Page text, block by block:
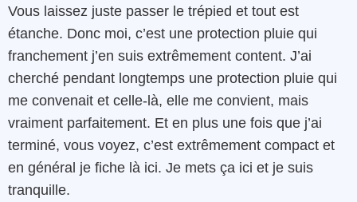
Vous laissez juste passer le trépied et tout est
étanche. Donc moi, c’est une protection pluie qui
franchement j’en suis extrêmement content. J’ai
cherché pendant longtemps une protection pluie qui
me convenait et celle-là, elle me convient, mais
vraiment parfaitement. Et en plus une fois que j’ai
terminé, vous voyez, c’est extrêmement compact et
en général je fiche là ici. Je mets ça ici et je suis
tranquille.